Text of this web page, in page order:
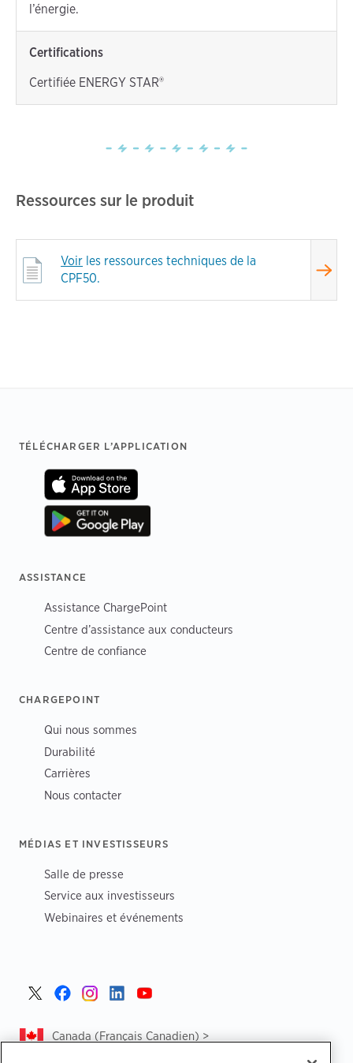
l’énergie.
Certifications
Certifiée ENERGY STAR®
Ressources sur le produit
Voir les ressources techniques de la
CPF50.
Footer
TÉLÉCHARGER L’APPLICATION
ASSISTANCE
Assistance ChargePoint
Centre d’assistance aux conducteurs
Centre de confiance
CHARGEPOINT
Qui nous sommes
Durabilité
Carrières
Nous contacter
MÉDIAS ET INVESTISSEURS
Salle de presse
Service aux investisseurs
Webinaires et événements
Canada (Français Canadien) >